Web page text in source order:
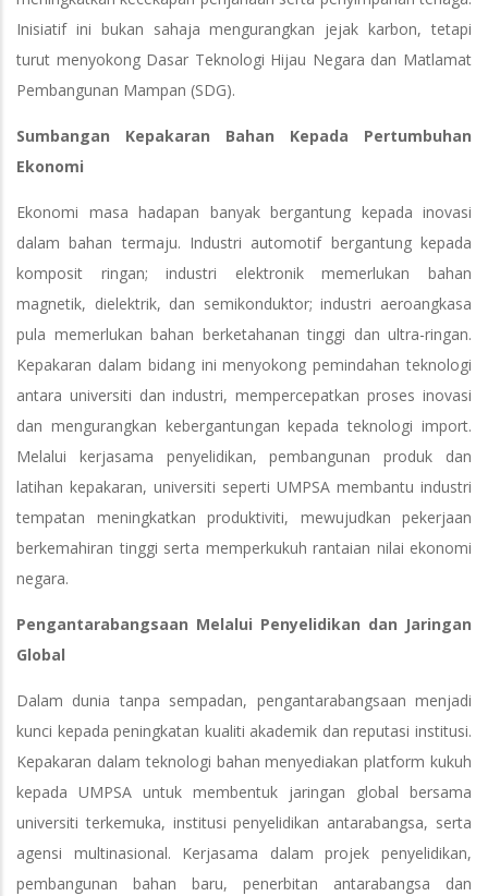
Inisiatif ini bukan sahaja mengurangkan jejak karbon, tetapi
turut menyokong Dasar Teknologi Hijau Negara dan Matlamat
Pembangunan Mampan (SDG).
Sumbangan Kepakaran Bahan Kepada Pertumbuhan
Ekonomi
Ekonomi masa hadapan banyak bergantung kepada inovasi
dalam bahan termaju. Industri automotif bergantung kepada
komposit ringan; industri elektronik memerlukan bahan
magnetik, dielektrik, dan semikonduktor; industri aeroangkasa
pula memerlukan bahan berketahanan tinggi dan ultra-ringan.
Kepakaran dalam bidang ini menyokong pemindahan teknologi
antara universiti dan industri, mempercepatkan proses inovasi
dan mengurangkan kebergantungan kepada teknologi import.
Melalui kerjasama penyelidikan, pembangunan produk dan
latihan kepakaran, universiti seperti UMPSA membantu industri
tempatan meningkatkan produktiviti, mewujudkan pekerjaan
berkemahiran tinggi serta memperkukuh rantaian nilai ekonomi
negara.
Pengantarabangsaan Melalui Penyelidikan dan Jaringan
Global
Dalam dunia tanpa sempadan, pengantarabangsaan menjadi
kunci kepada peningkatan kualiti akademik dan reputasi institusi.
Kepakaran dalam teknologi bahan menyediakan platform kukuh
kepada UMPSA untuk membentuk jaringan global bersama
universiti terkemuka, institusi penyelidikan antarabangsa, serta
agensi multinasional. Kerjasama dalam projek penyelidikan,
pembangunan bahan baru, penerbitan antarabangsa dan